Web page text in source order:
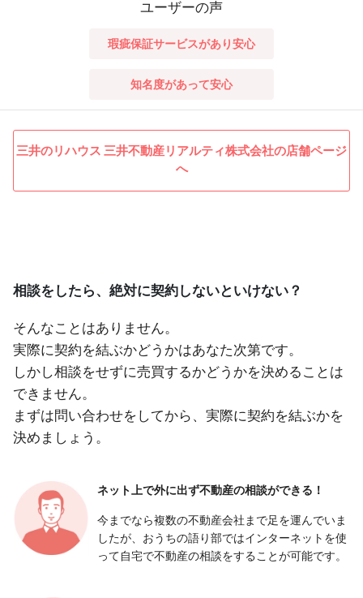
ユーザーの声
瑕疵保証サービスがあり安心
知名度があって安心
三井のリハウス 三井不動産リアルティ株式会社の店舗ページ
へ
相談をしたら、絶対に契約しないといけない？
そんなことはありません。
実際に契約を結ぶかどうかはあなた次第です。
しかし相談をせずに売買するかどうかを決めることは
できません。
まずは問い合わせをしてから、実際に契約を結ぶかを
決めましょう。
ネット上で外に出ず不動産の相談ができる！
今までなら複数の不動産会社まで足を運んでいま
したが、おうちの語り部ではインターネットを使
って自宅で不動産の相談をすることが可能です。